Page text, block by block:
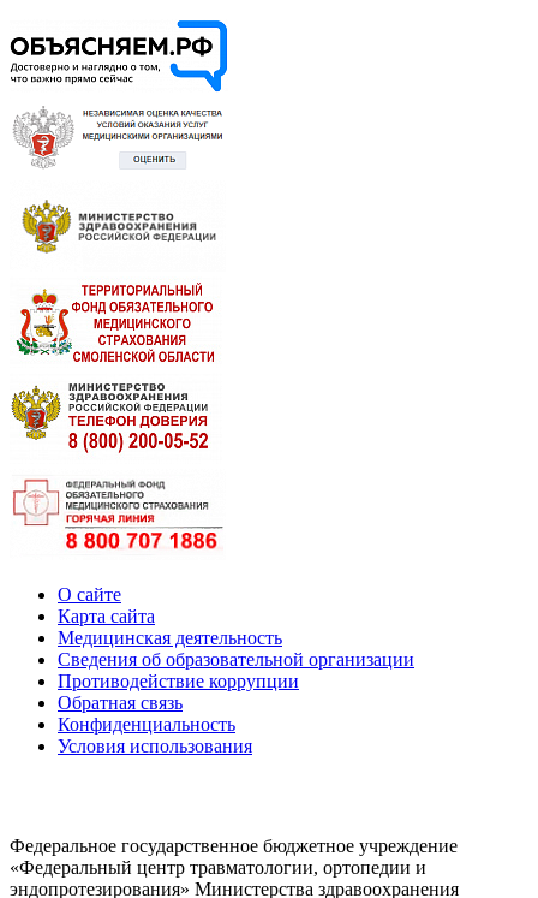
О сайте
Карта сайта
Медицинская деятельность
Сведения об образовательной организации
Противодействие коррупции
Обратная связь
Конфиденциальность
Условия использования
Федеральное государственное бюджетное учреждение
«Федеральный центр травматологии, ортопедии и
эндопротезирования» Министерства здравоохранения